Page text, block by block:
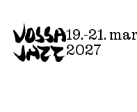
to
content
19.-21.
2027